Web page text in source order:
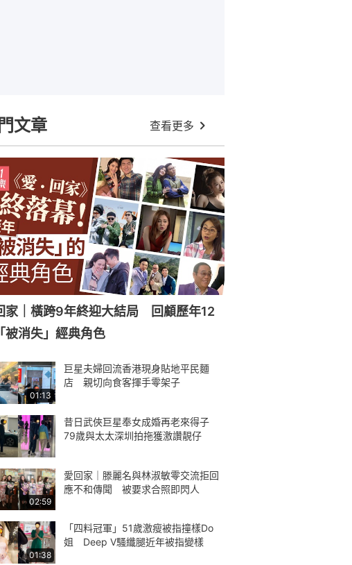
文章 查看更多
家｜橫跨9年終迎大結局 回顧歷年12
被消失」經典角色
01:13
巨星夫婦回流香港現身貼地平民麵
店 親切向食客揮手零架子
昔日武俠巨星奉女成婚再老來得子
79歲與太太深圳拍拖獲激讚靚仔
02:59
愛回家｜滕麗名與林淑敏零交流拒回
應不和傳聞 被要求合照即閃人
01:38
「四料冠軍」51歲激瘦被指撞樣Do
姐 Deep V騷纖腿近年被指變樣